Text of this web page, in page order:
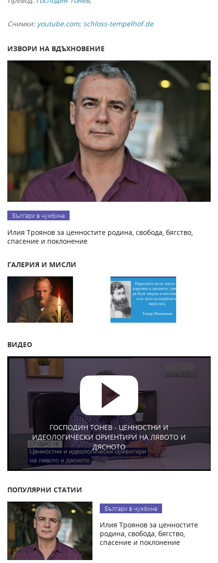
Снимки: youtube.com; schloss-tempelhof.de
ИЗВОРИ НА ВДЪХНОВЕНИЕ
Българи в чужбина
Илия Троянов за ценностите родина, свобода, бягство,
спасение и поклонение
ГАЛЕРИЯ И МИСЛИ
ВИДЕО
ГОСПОДИН ТОНЕВ - ЦЕННОСТНИ И
ИДЕОЛОГИЧЕСКИ ОРИЕНТИРИ НА ЛЯВОТО И
ДЯСНОТО
ПОПУЛЯРНИ СТАТИИ
Българи в чужбина
Илия Троянов за ценностите
родина, свобода, бягство,
спасение и поклонение